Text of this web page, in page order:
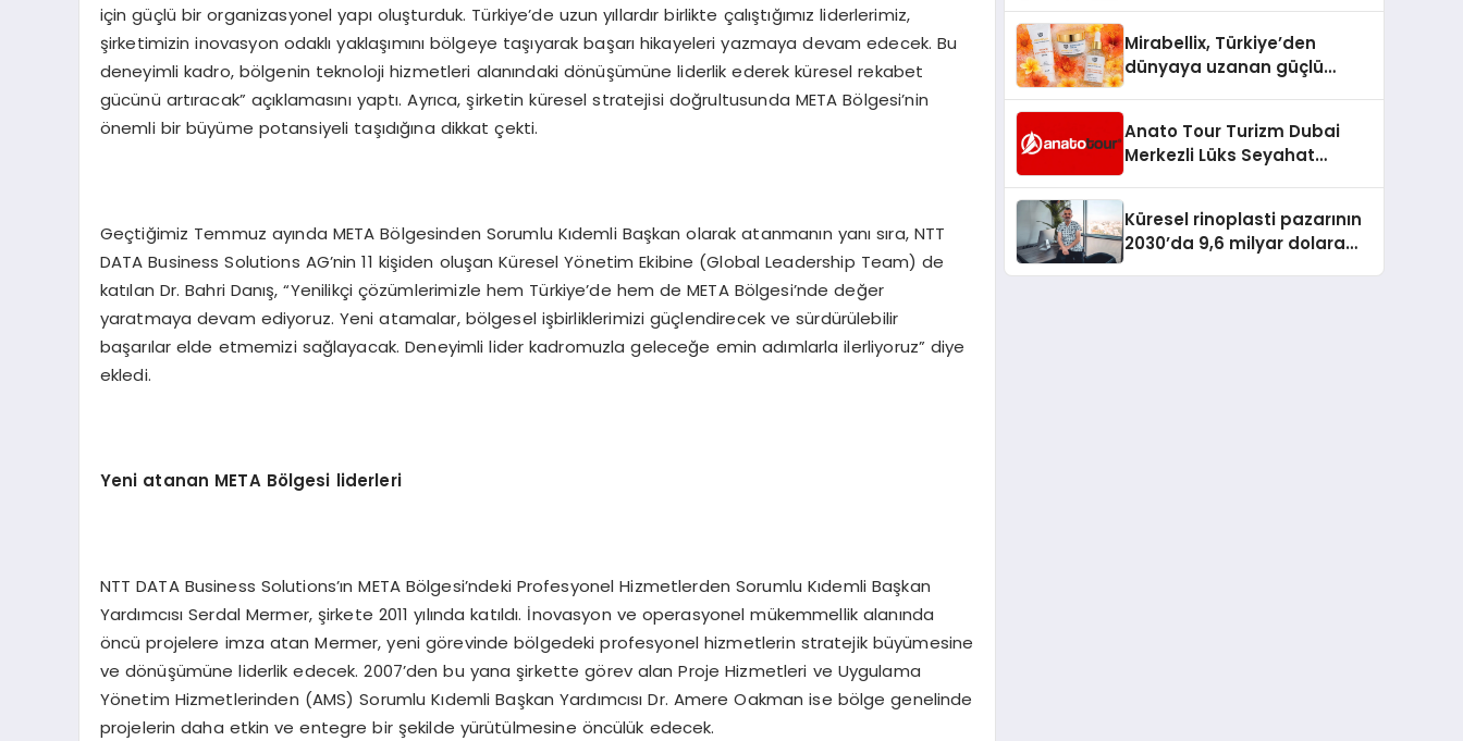
için güçlü bir organizasyonel yapı oluşturduk. Türkiye’de uzun yıllardır birlikte çalıştığımız liderlerimiz,
şirketimizin inovasyon odaklı yaklaşımını bölgeye taşıyarak başarı hikayeleri yazmaya devam edecek. Bu
deneyimli kadro, bölgenin teknoloji hizmetleri alanındaki dönüşümüne liderlik ederek küresel rekabet
gücünü artıracak” açıklamasını yaptı. Ayrıca, şirketin küresel stratejisi doğrultusunda META Bölgesi’nin
önemli bir büyüme potansiyeli taşıdığına dikkat çekti.
Geçtiğimiz Temmuz ayında META Bölgesinden Sorumlu Kıdemli Başkan olarak atanmanın yanı sıra, NTT
DATA Business Solutions AG’nin 11 kişiden oluşan Küresel Yönetim Ekibine (Global Leadership Team) de
katılan Dr. Bahri Danış, “Yenilikçi çözümlerimizle hem Türkiye’de hem de META Bölgesi’nde değer
yaratmaya devam ediyoruz. Yeni atamalar, bölgesel işbirliklerimizi güçlendirecek ve sürdürülebilir
başarılar elde etmemizi sağlayacak. Deneyimli lider kadromuzla geleceğe emin adımlarla ilerliyoruz” diye
ekledi.
Yeni atanan META Bölgesi liderleri
NTT DATA Business Solutions’ın META Bölgesi’ndeki Profesyonel Hizmetlerden Sorumlu Kıdemli Başkan
Yardımcısı Serdal Mermer, şirkete 2011 yılında katıldı. İnovasyon ve operasyonel mükemmellik alanında
öncü projelere imza atan Mermer, yeni görevinde bölgedeki profesyonel hizmetlerin stratejik büyümesine
ve dönüşümüne liderlik edecek. 2007’den bu yana şirkette görev alan Proje Hizmetleri ve Uygulama
Yönetim Hizmetlerinden (AMS) Sorumlu Kıdemli Başkan Yardımcısı Dr. Amere Oakman ise bölge genelinde
projelerin daha etkin ve entegre bir şekilde yürütülmesine öncülük edecek.
Mirabellix, Türkiye’den
dünyaya uzanan güçlü
Anato Tour Turizm Dubai
Merkezli Lüks Seyahat
Küresel rinoplasti pazarının
2030’da 9,6 milyar dolara